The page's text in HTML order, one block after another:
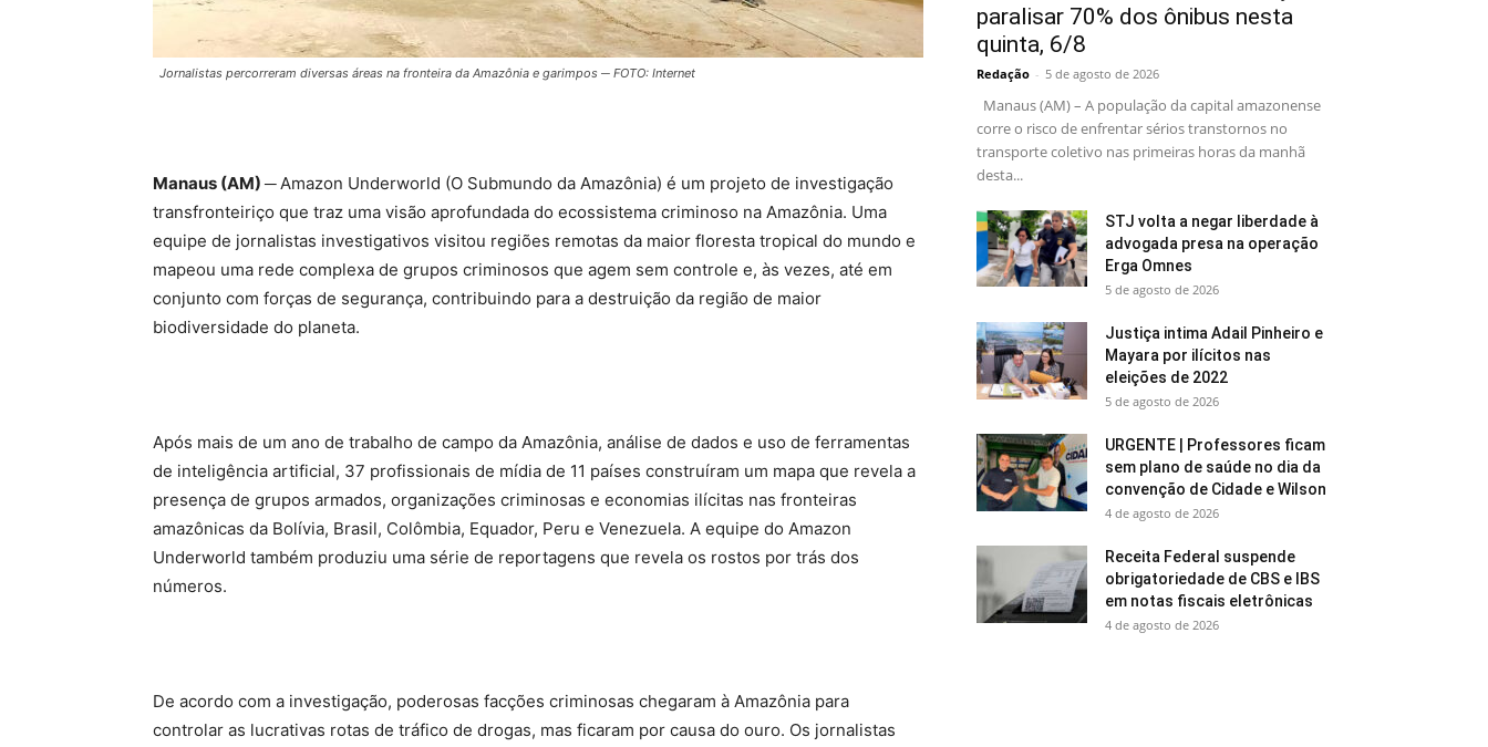
Jornalistas percorreram diversas áreas na fronteira da Amazônia e garimpos ─ FOTO: Internet
Manaus (AM) ─Amazon Underworld (O Submundo da Amazônia) é um projeto de investigação
transfronteiriço que traz uma visão aprofundada do ecossistema criminoso na Amazônia. Uma
equipe de jornalistas investigativos visitou regiões remotas da maior floresta tropical do mundo e
mapeou uma rede complexa de grupos criminosos que agem sem controle e, às vezes, até em
conjunto com forças de segurança, contribuindo para a destruição da região de maior
biodiversidade do planeta.
Após mais de um ano de trabalho de campo da Amazônia, análise de dados e uso de ferramentas
de inteligência artificial, 37 profissionais de mídia de 11 países construíram um mapa que revela a
presença de grupos armados, organizações criminosas e economias ilícitas nas fronteiras
amazônicas da Bolívia, Brasil, Colômbia, Equador, Peru e Venezuela. A equipe do Amazon
Underworld também produziu uma série de reportagens que revela os rostos por trás dos
números.
De acordo com a investigação, poderosas facções criminosas chegaram à Amazônia para
controlar as lucrativas rotas de tráfico de drogas, mas ficaram por causa do ouro. Os jornalistas
paralisar 70% dos ônibus nesta
quinta, 6/8
Redação - 5 de agosto de 2026
Manaus (AM) – A população da capital amazonense
corre o risco de enfrentar sérios transtornos no
transporte coletivo nas primeiras horas da manhã
desta...
STJ volta a negar liberdade à
advogada presa na operação
Erga Omnes
5 de agosto de 2026
Justiça intima Adail Pinheiro e
Mayara por ilícitos nas
eleições de 2022
5 de agosto de 2026
URGENTE | Professores ficam
sem plano de saúde no dia da
convenção de Cidade e Wilson
4 de agosto de 2026
Receita Federal suspende
obrigatoriedade de CBS e IBS
em notas fiscais eletrônicas
4 de agosto de 2026